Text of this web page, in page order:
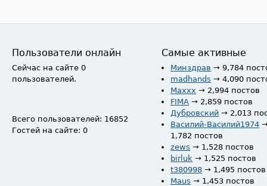
Пользователи онлайн
Сейчас на сайте 0
пользователей.
Всего пользователей: 16852
Гостей на сайте: 0
Самые активные
Минздрав → 9,784
madhands → 4,090
Maxxx → 2,994 постов
FIMA → 2,859 постов
Дубровский → 2,013
Василий-Василий1974
1,782 постов
zews → 1,528 постов
birluk → 1,525 постов
t380998 → 1,495 постов
Maus → 1,453 постов